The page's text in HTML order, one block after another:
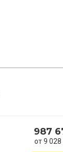
987
от 9